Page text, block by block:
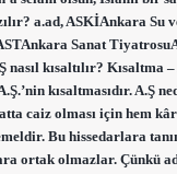
a.ad, ASKİAnkara Su
Sanat
nasıl kısaltılır? Kısaltma
kısaltmasıdır. A.Ş
caiz olması için hem
Bu hissedarlara
ortak olmazlar. Çünkü